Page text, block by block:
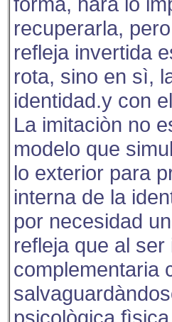
recuperarla,
refleja invertida
rota, sino en sì,
identidad.y con
La imitaciòn no
modelo que
lo exterior para
interna de la
por necesidad
refleja que al
complementaria